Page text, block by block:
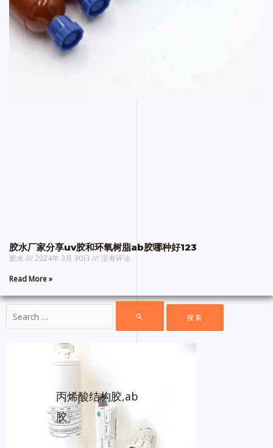
胶水厂家分享uv胶和环氧树脂ab胶哪种好123
胶水 2024年 3月 30日
没有评论
Read More »
丙烯酸结构胶,ab
胶